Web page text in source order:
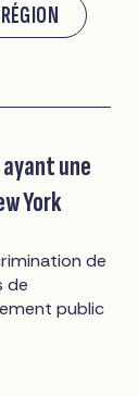
une
York
de
de
public